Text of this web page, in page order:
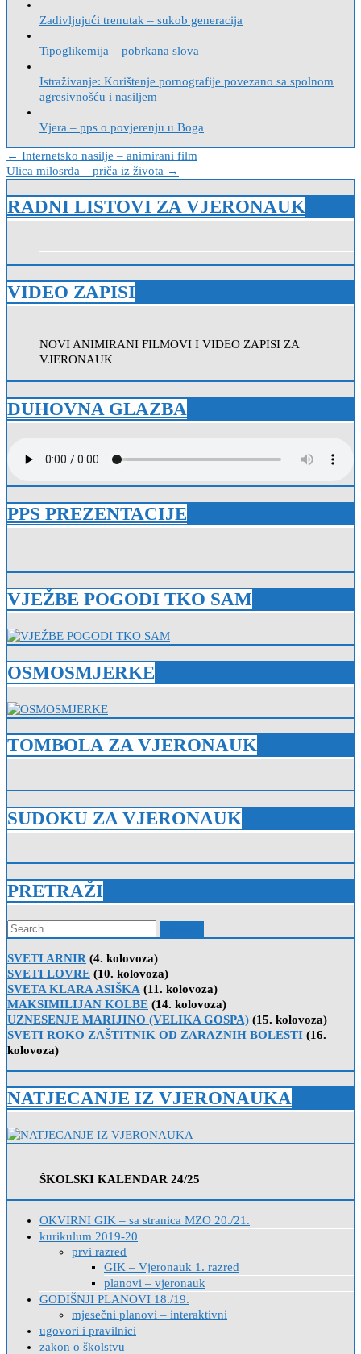
Zadivljujući trenutak – sukob generacija
Tipoglikemija – pobrkana slova
Istraživanje: Korištenje pornografije povezano sa spolnom
agresivnošću i nasiljem
Vjera – pps o povjerenju u Boga
Navigacija
objava
← Internetsko nasilje – animirani film
Ulica milosrđa – priča iz života →
RADNI LISTOVI ZA VJERONAUK
VIDEO ZAPISI
NOVI ANIMIRANI FILMOVI I VIDEO ZAPISI ZA
VJERONAUK
DUHOVNA GLAZBA
PPS PREZENTACIJE
VJEŽBE POGODI TKO SAM
OSMOSMJERKE
TOMBOLA ZA VJERONAUK
SUDOKU ZA VJERONAUK
PRETRAŽI
Search
for:
SVETI ARNIR (4. kolovoza)
SVETI LOVRE (10. kolovoza)
SVETA KLARA ASIŠKA (11. kolovoza)
MAKSIMILIJAN KOLBE (14. kolovoza)
UZNESENJE MARIJINO (VELIKA GOSPA) (15. kolovoza)
SVETI ROKO ZAŠTITNIK OD ZARAZNIH BOLESTI (16.
kolovoza)
NATJECANJE IZ VJERONAUKA
ŠKOLSKI KALENDAR 24/25
OKVIRNI GIK – sa stranica MZO 20./21.
kurikulum 2019-20
prvi razred
GIK – Vjeronauk 1. razred
planovi – vjeronauk
GODIŠNJI PLANOVI 18./19.
mjesečni planovi – interaktivni
ugovori i pravilnici
zakon o školstvu